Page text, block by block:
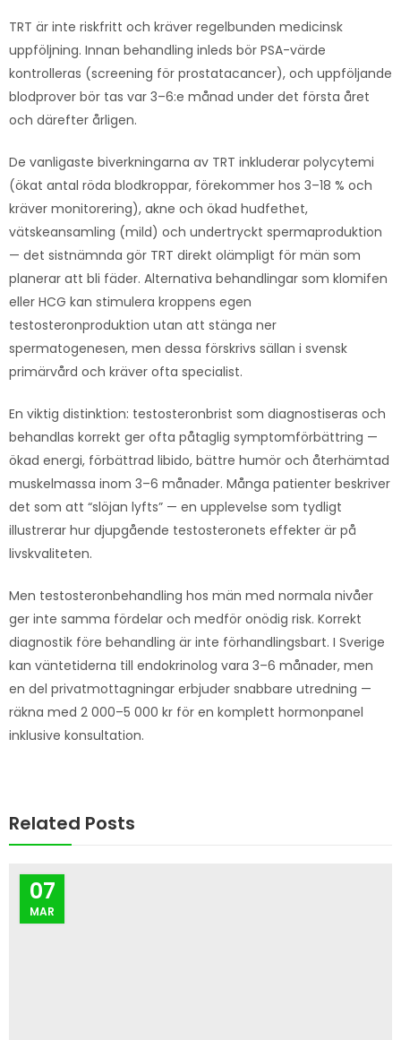
TRT är inte riskfritt och kräver regelbunden medicinsk
uppföljning. Innan behandling inleds bör PSA-värde
kontrolleras (screening för prostatacancer), och uppföljande
blodprover bör tas var 3–6:e månad under det första året
och därefter årligen.
De vanligaste biverkningarna av TRT inkluderar polycytemi
(ökat antal röda blodkroppar, förekommer hos 3–18 % och
kräver monitorering), akne och ökad hudfethet,
vätskeansamling (mild) och undertryckt spermaproduktion
— det sistnämnda gör TRT direkt olämpligt för män som
planerar att bli fäder. Alternativa behandlingar som klomifen
eller HCG kan stimulera kroppens egen
testosteronproduktion utan att stänga ner
spermatogenesen, men dessa förskrivs sällan i svensk
primärvård och kräver ofta specialist.
En viktig distinktion: testosteronbrist som diagnostiseras och
behandlas korrekt ger ofta påtaglig symptomförbättring —
ökad energi, förbättrad libido, bättre humör och återhämtad
muskelmassa inom 3–6 månader. Många patienter beskriver
det som att “slöjan lyfts” — en upplevelse som tydligt
illustrerar hur djupgående testosteronets effekter är på
livskvaliteten.
Men testosteronbehandling hos män med normala nivåer
ger inte samma fördelar och medför onödig risk. Korrekt
diagnostik före behandling är inte förhandlingsbart. I Sverige
kan väntetiderna till endokrinolog vara 3–6 månader, men
en del privatmottagningar erbjuder snabbare utredning —
räkna med 2 000–5 000 kr för en komplett hormonpanel
inklusive konsultation.
Related Posts
07
MAR